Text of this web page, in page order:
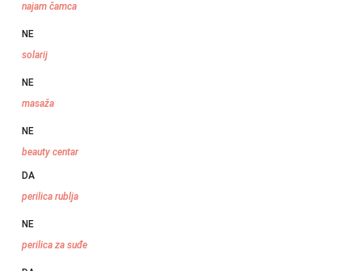
najam čamca
NE
solarij
NE
masaža
NE
beauty centar
DA
perilica rublja
NE
perilica za suđe